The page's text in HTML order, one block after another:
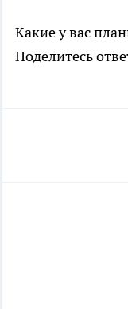
Какие у вас
Поделитесь